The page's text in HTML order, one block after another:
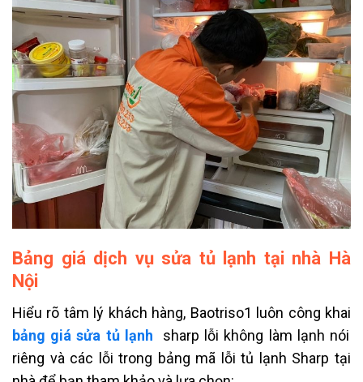
Bảng giá dịch vụ sửa tủ lạnh tại nhà Hà
Nội
Hiểu rõ tâm lý khách hàng, Baotriso1 luôn công khai
bảng giá sửa tủ lạnh
sharp lỗi không làm lạnh nói
riêng và các lỗi trong bảng mã lỗi tủ lạnh Sharp tại